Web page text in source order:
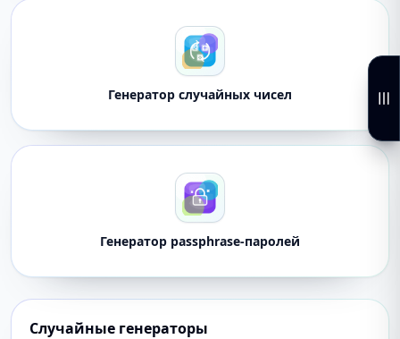
Генератор случайных чисел
Генератор passphrase-паролей
Случайные генераторы